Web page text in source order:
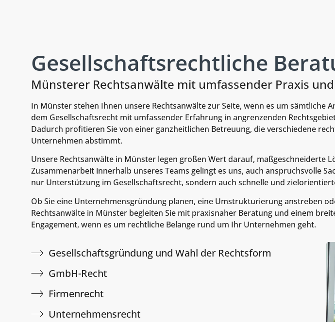
Gesellschaftsrechtliche
Münsterer Rechtsanwälte mit umfassender Praxis
In Münster stehen Ihnen unsere Rechtsanwälte zur Seite, wenn es um sämtliche
dem Gesellschaftsrecht mit umfassender Erfahrung in angrenzenden
Dadurch profitieren Sie von einer ganzheitlichen Betreuung, die verschiedene
Unternehmen abstimmt.
Unsere Rechtsanwälte in Münster legen großen Wert darauf,
Zusammenarbeit innerhalb unseres Teams gelingt es uns, auch anspruchsvolle
nur Unterstützung im Gesellschaftsrecht, sondern auch schnelle und
Ob Sie eine Unternehmensgründung planen, eine Umstrukturierung anstreben
Rechtsanwälte in Münster begleiten Sie mit praxisnaher Beratung und einem
Engagement, wenn es um rechtliche Belange rund um Ihr Unternehmen geht.
Gesellschaftsgründung und Wahl der Rechtsform
GmbH-Recht
Firmenrecht
Unternehmensrecht